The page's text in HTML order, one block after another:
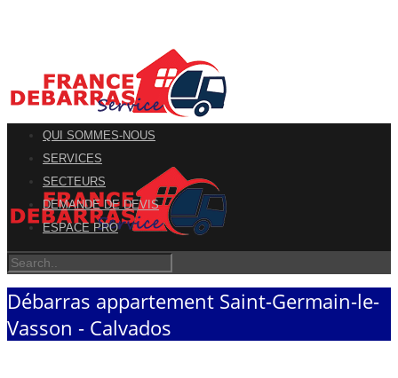
QUI SOMMES-NOUS
SERVICES
SECTEURS
DEMANDE DE DEVIS
ESPACE PRO
Débarras appartement Saint-Germain-le-
Vasson - Calvados